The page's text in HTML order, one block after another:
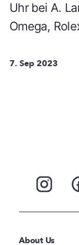
Uhr bei A.
Omega,
7. Sep 2023
About Us